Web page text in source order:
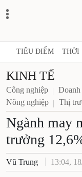
TIÊU ĐIỂM
KINH TẾ
Công nghiệp
Nông nghiệp
Thị
Ngành
tăng
Vũ Trung 13:04,